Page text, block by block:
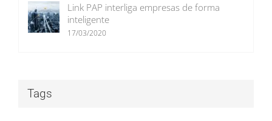
Link PAP interliga empresas de forma
inteligente
17/03/2020
Tags